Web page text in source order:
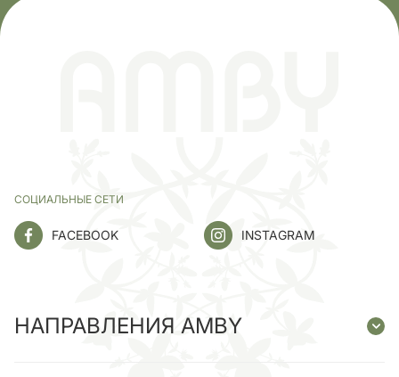
СОЦИАЛЬНЫЕ СЕТИ
FACEBOOK INSTAGRAM
НАПРАВЛЕНИЯ AMBY